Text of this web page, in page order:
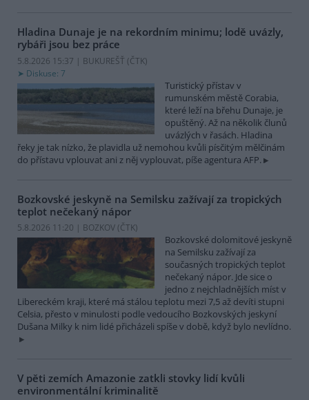
Hladina Dunaje je na rekordním minimu; lodě uvázly,
rybáři jsou bez práce
5.8.2026 15:37 | BUKUREŠŤ (ČTK)
Diskuse: 7
Turistický přístav v
rumunském městě Corabia,
které leží na břehu Dunaje, je
opuštěný. Až na několik člunů
uvázlých v řasách. Hladina
řeky je tak nízko, že plavidla už nemohou kvůli písčitým mělčinám
do přístavu vplouvat ani z něj vyplouvat, píše agentura AFP.
Bozkovské jeskyně na Semilsku zažívají za tropických
teplot nečekaný nápor
5.8.2026 11:20 | BOZKOV (ČTK)
Bozkovské dolomitové jeskyně
na Semilsku zažívají za
současných tropických teplot
nečekaný nápor. Jde sice o
jedno z nejchladnějších míst v
Libereckém kraji, které má stálou teplotu mezi 7,5 až devíti stupni
Celsia, přesto v minulosti podle vedoucího Bozkovských jeskyní
Dušana Milky k nim lidé přicházeli spíše v době, když bylo nevlídno.
V pěti zemích Amazonie zatkli stovky lidí kvůli
environmentální kriminalitě